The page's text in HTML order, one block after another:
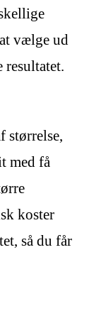
vælge ud
resultatet.
størrelse,
med få
koster
så du får